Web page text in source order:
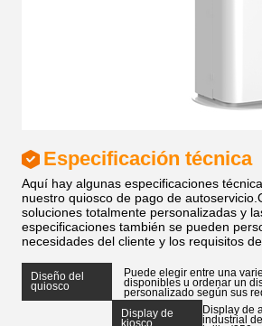
Especificación técnica
Aquí hay algunas especificaciones
nuestro quiosco de pago de
soluciones totalmente personalizadas y
especificaciones también se pueden
necesidades del cliente y los requisitos
Diseño del
quiosco
Puede elegir entre una
disponibles u ordenar un
personalizado según sus
Display de
Display de
industrial